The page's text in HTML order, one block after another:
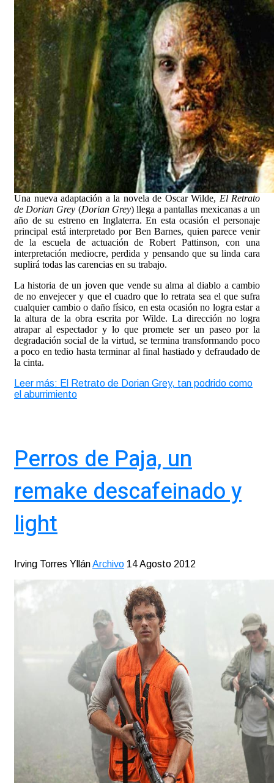
Una nueva adaptación a la novela de Oscar Wilde, El Retrato
de Dorian Grey (Dorian Grey) llega a pantallas mexicanas a un
año de su estreno en Inglaterra. En esta ocasión el personaje
principal está interpretado por Ben Barnes, quien parece venir
de la escuela de actuación de Robert Pattinson, con una
interpretación mediocre, perdida y pensando que su linda cara
suplirá todas las carencias en su trabajo.
La historia de un joven que vende su alma al diablo a cambio
de no envejecer y que el cuadro que lo retrata sea el que sufra
cualquier cambio o daño físico, en esta ocasión no logra estar a
la altura de la obra escrita por Wilde. La dirección no logra
atrapar al espectador y lo que promete ser un paseo por la
degradación social de la virtud, se termina transformando poco
a poco en tedio hasta terminar al final hastiado y defraudado de
la cinta.
Leer más: El Retrato de Dorian Grey, tan podrido como
el aburrimiento
Perros de Paja, un
remake descafeinado y
light
Irving Torres YllánArchivo 14 Agosto 2012